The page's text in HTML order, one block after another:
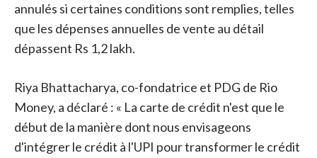
annulés si certaines conditions sont remplies, telles
que les dépenses annuelles de vente au détail
dépassent Rs 1,2 lakh.
Riya Bhattacharya, co-fondatrice et PDG de Rio
Money, a déclaré : « La carte de crédit n'est que le
début de la manière dont nous envisageons
d'intégrer le crédit à l'UPI pour transformer le crédit